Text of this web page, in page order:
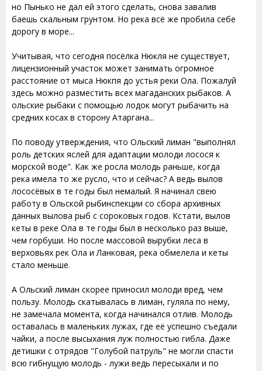
но Пынько не дал ей этого сделать, снова завалив
баешь скальным грунтом. Но река всё же пробила себе
дорогу в море...
Учитывая, что сегодня посёлка Нюкля не существует,
лицензионный участок может занимать огромное
расстояние от мыса Нюкпя до устья реки Ола. Пожалуй
здесь можно разместить всех магаданских рыбаков. А
ольские рыбаки с помощью лодок могут рыбачить на
средних косах в сторону Атаргана...
По поводу утверждения, что Ольский лиман "выполнял
роль детских яслей для адаптации молоди лосося к
морской воде". Как же росла молодь раньше, когда
река имела то же русло, что и сейчас? А ведь вылов
лососёвых в те годы был немалый. Я начинал свею
работу в Ольской рыбинспекции со сбора архивных
данных вылова рыб с сороковых годов. Кстати, вылов
кеты в реке Ола в те годы был в несколько раз выше,
чем горбуши. Но после массовой вырубки леса в
верховьях рек Ола и Ланковая, река обмелела и кеты
стало меньше.
А Ольский лиман скорее приносил молоди вред, чем
пользу. Молодь скатывалась в лиман, гуляла по нему,
не замечала момента, когда начинался отлив. Молодь
оставалась в маленьких лужах, где её успешно съедали
чайки, а после высыхания луж полностью гибла. Даже
детишки с отрядов "Голубой патруль" не могли спасти
всю гибнущую молодь - лужи ведь пересыхали и по